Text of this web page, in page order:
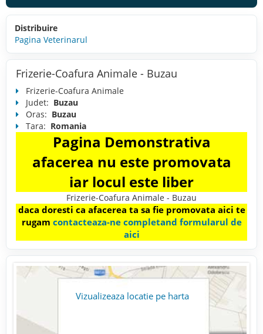
Distribuire
Pagina Veterinarul
Frizerie-Coafura Animale - Buzau
Frizerie-Coafura Animale
Judet: Buzau
Oras: Buzau
Tara: Romania
Pagina Demonstrativa
afacerea nu este promovata
iar locul este liber
Frizerie-Coafura Animale - Buzau
daca doresti ca afacerea ta sa fie promovata aici te
rugam contacteaza-ne completand formularul de
aici
Vizualizeaza locatie pe harta